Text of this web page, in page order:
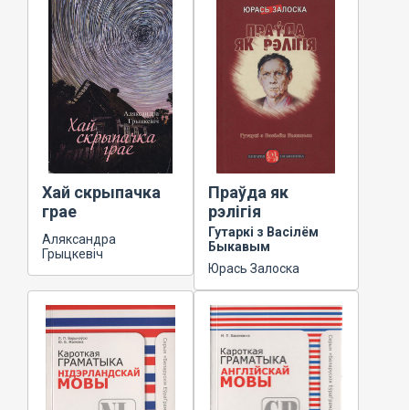
Хай скрыпачка
грае
Аляксандра
Грыцкевіч
Праўда як
рэлігія
Гутаркі з Васілём
Быкавым
Юрась Залоска